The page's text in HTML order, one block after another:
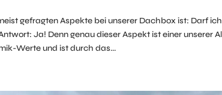
gefragten Aspekte bei unserer Dachbox ist: Darf
Ja! Denn genau dieser Aspekt ist einer unserer
Werte und ist durch das...